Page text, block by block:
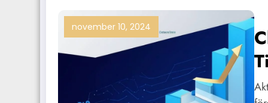
november 10, 2024